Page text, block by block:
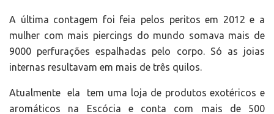
A última contagem foi feia pelos peritos em 2012 e a
mulher com mais piercings do mundo somava mais de
9000 perfurações espalhadas pelo corpo. Só as joias
internas resultavam em mais de três quilos.
Atualmente ela tem uma loja de produtos exotéricos e
aromáticos na Escócia e conta com mais de 500